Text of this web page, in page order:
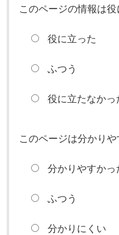
このページの情報は
役に立った
ふつう
役に立たなかっ
このページは分かり
分かりやすかっ
ふつう
分かりにくい